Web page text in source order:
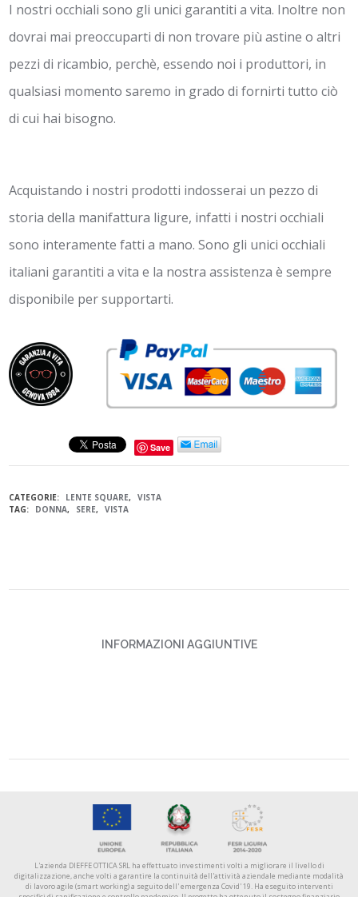
I nostri occhiali sono gli unici garantiti a vita. Inoltre non
dovrai mai preoccuparti di non trovare più astine o altri
pezzi di ricambio, perchè, essendo noi i produttori, in
qualsiasi momento saremo in grado di fornirti tutto ciò
di cui hai bisogno.
Acquistando i nostri prodotti indosserai un pezzo di
storia della manifattura ligure, infatti i nostri occhiali
sono interamente fatti a mano. Sono gli unici occhiali
italiani garantiti a vita e la nostra assistenza è sempre
disponibile per supportarti.
Save
CATEGORIE: LENTE SQUARE, VISTA
TAG:
DONNA, SERE, VISTA
INFORMAZIONI AGGIUNTIVE
L'azienda DIEFFE OTTICA SRL ha effettuato investimenti volti a migliorare il livello di
digitalizzazione, anche volti a garantire la continuità dell'attività aziendale mediante modalità
di lavoro agile (smart working) a seguito dell' emergenza Covid' 19. Ha eseguito interventi